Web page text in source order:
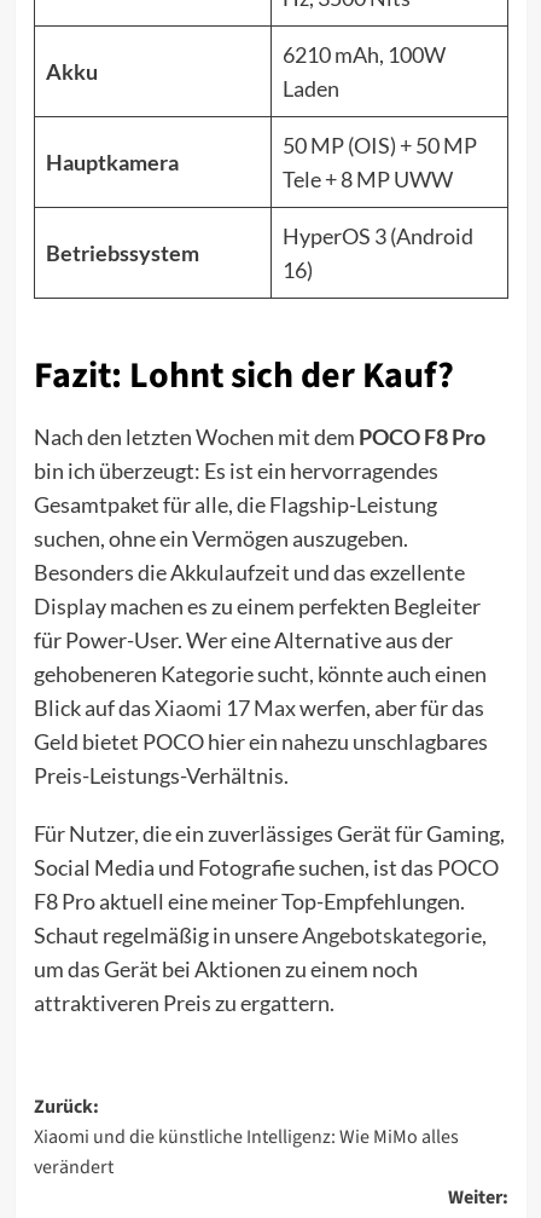
Akku
6210 mAh, 100W
Laden
Hauptkamera
50 MP (OIS) + 50 MP
Tele + 8 MP UWW
Betriebssystem
HyperOS 3 (Android
16)
Fazit: Lohnt sich der Kauf?
Nach den letzten Wochen mit dem POCO F8 Pro
bin ich überzeugt: Es ist ein hervorragendes
Gesamtpaket für alle, die Flagship-Leistung
suchen, ohne ein Vermögen auszugeben.
Besonders die Akkulaufzeit und das exzellente
Display machen es zu einem perfekten Begleiter
für Power-User. Wer eine Alternative aus der
gehobeneren Kategorie sucht, könnte auch einen
Blick auf dasXiaomi 17 Maxwerfen, aber für das
Geld bietet POCO hier ein nahezu unschlagbares
Preis-Leistungs-Verhältnis.
Für Nutzer, die ein zuverlässiges Gerät für Gaming,
Social Media und Fotografie suchen, ist das POCO
F8 Pro aktuell eine meiner Top-Empfehlungen.
Schaut regelmäßig in unsereAngebotskategorie,
um das Gerät bei Aktionen zu einem noch
attraktiveren Preis zu ergattern.
Beitragsnavigation
Zurück:
Xiaomi und die künstliche Intelligenz: Wie MiMo alles
verändert
Weiter: